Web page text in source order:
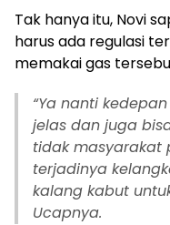
Tak hanya itu, Novi
harus ada regulasi
memakai gas
“Ya nanti
jelas dan juga
tidak masyarakat
terjadinya
kalang kabut
Ucapnya.